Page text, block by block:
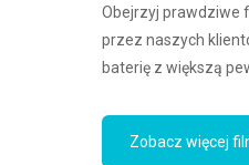
Obejrzyj prawdziwe
przez naszych
baterię z większą
Zobacz więcej